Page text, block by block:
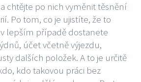
chtějte po nich vyměnit těsnění
Po tom, co je ujistíte, že to
lepším případě dostanete
účet včetně výjezdu,
dalších položek. A to je určitě
kdo takovou práci bez